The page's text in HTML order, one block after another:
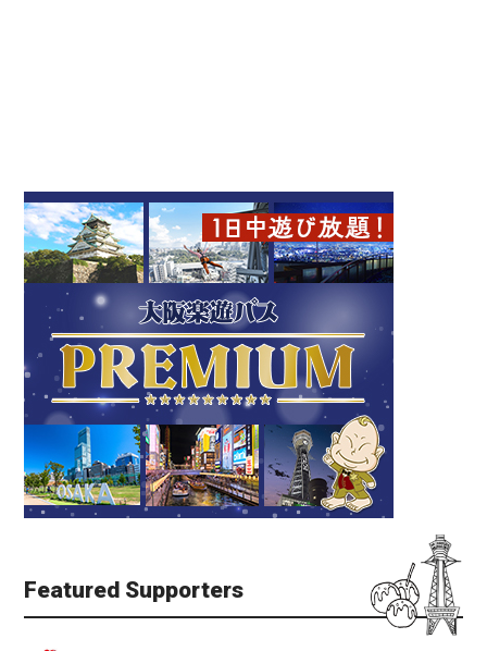
Featured Supporters